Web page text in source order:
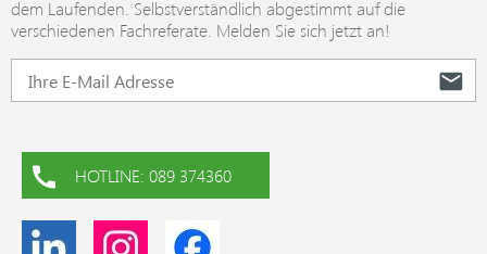
dem Laufenden. Selbstverständlich abgestimmt auf die
verschiedenen Fachreferate. Melden Sie sich jetzt an!
HOTLINE: 089 374360